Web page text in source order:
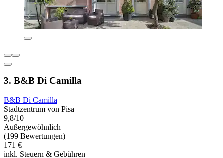
3. B&B Di Camilla
B&B Di Camilla
Stadtzentrum von Pisa
9,8/10
Außergewöhnlich
(199 Bewertungen)
171 €
inkl. Steuern & Gebühren